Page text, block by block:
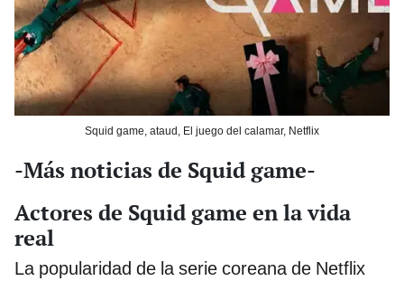
Squid game, ataud, El juego del calamar, Netflix
-Más noticias de Squid game-
Actores de Squid game en la vida
real
La popularidad de la serie coreana de Netflix